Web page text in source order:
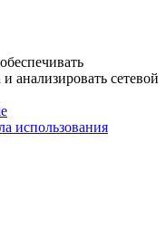
анализировать сетевой
использования